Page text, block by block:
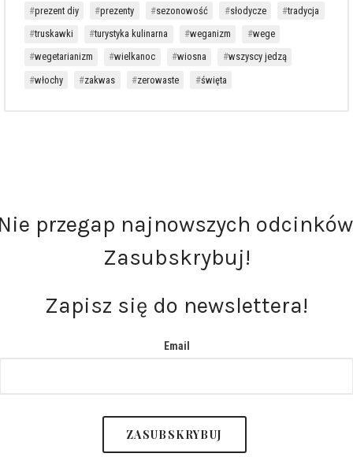
prezent diy
prezenty sezonowość słodycze
tradycja
truskawki
turystyka kulinarna weganizm
wege
wegetarianizm
wielkanoc wiosna
wszyscy jedzą
włochy
zakwas zerowaste święta
przegap najnowszych
Zasubskrybuj!
Zapisz się do newslettera!
Email